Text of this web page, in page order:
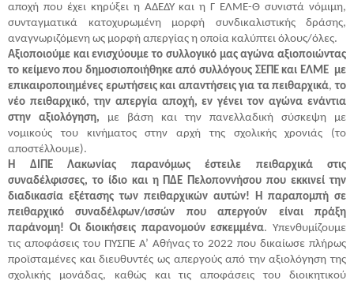
αποχή που έχει κηρύξει η ΑΔΕΔΥ και η Γ ΕΛΜΕ-Θ συνιστά νόμιμη,
συνταγματικά κατοχυρωμένη μορφή συνδικαλιστικής δράσης,
αναγνωριζόμενη ως μορφή απεργίας η οποία καλύπτει όλους/όλες.
Αξιοποιούμε και ενισχύουμε το συλλογικό μας αγώνα αξιοποιώντας
το κείμενο που δημοσιοποιήθηκε από συλλόγους ΣΕΠΕ και ΕΛΜΕ με
επικαιροποιημένες ερωτήσεις και απαντήσεις για τα πειθαρχικά,το
νέο πειθαρχικό, την απεργία αποχή, εν γένει τον αγώνα ενάντια
στην αξιολόγηση, με βάση και την πανελλαδική σύσκεψη με
νομικούς του κινήματος στην αρχή της σχολικής χρονιάς (το
αποστέλλουμε).
Η ΔΙΠΕ Λακωνίας παρανόμως έστειλε πειθαρχικά στις
συναδέλφισσες, το ίδιο και η ΠΔΕ Πελοποννήσου που εκκινεί την
διαδικασία εξέτασης των πειθαρχικών αυτών! Η παραπομπή σε
πειθαρχικό συναδέλφων/ισσών που απεργούν είναι πράξη
παράνομη! Οι διοικήσεις παρανομούν εσκεμμένα. Υπενθυμίζουμε
τις αποφάσεις του ΠΥΣΠΕ Α’ Αθήνας το 2022 που δικαίωσε πλήρως
προϊσταμένες και διευθυντές ως απεργούς από την αξιολόγηση της
σχολικής μονάδας, καθώς και τις αποφάσεις του διοικητικού